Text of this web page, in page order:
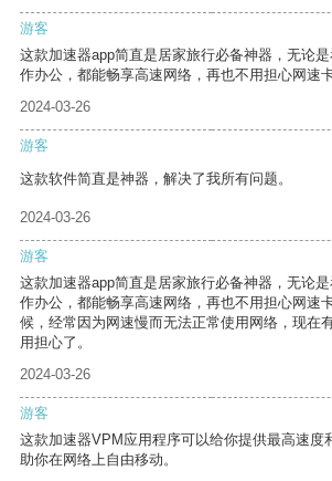
游客
这款加速器app简直是居家旅行必备神器，无论
作办公，都能畅享高速网络，再也不用担心网速卡
2024-03-26
游客
这款软件简直是神器，解决了我所有问题。
2024-03-26
游客
这款加速器app简直是居家旅行必备神器，无论
作办公，都能畅享高速网络，再也不用担心网速
候，经常因为网速慢而无法正常使用网络，现在
用担心了。
2024-03-26
游客
这款加速器VPM应用程序可以给你提供最高速度
助你在网络上自由移动。